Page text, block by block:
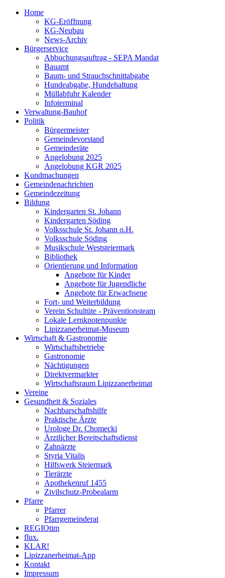
Home
KG-Eröffnung
KG-Neubau
News-Archiv
Bürgerservice
Abbuchungsauftrag - SEPA Mandat
Bauamt
Baum- und Strauchschnittabgabe
Hundeabgabe, Hundehaltung
Müllabfuhr Kalender
Infoterminal
Verwaltung-Bauhof
Politik
Bürgermeister
Gemeindevorstand
Gemeinderäte
Angelobung 2025
Angelobung KGR 2025
Kundmachungen
Gemeindenachrichten
Gemeindezeitung
Bildung
Kindergarten St. Johann
Kindergarten Söding
Volksschule St. Johann o.H.
Volksschule Söding
Musikschule Weststeiermark
Bibliothek
Orientierung und Information
Angebote für Kinder
Angebote für Jugendliche
Angebote für Erwachsene
Fort- und Weiterbildung
Verein Schultüte - Präventionsteam
Lokale Lernknotenpunkte
Lipizzanerheimat-Museum
Wirtschaft & Gastronomie
Wirtschaftsbetriebe
Gastronomie
Nächtigungen
Direktvermarkter
Wirtschaftsraum Lipizzanerheimat
Vereine
Gesundheit & Soziales
Nachbarschaftshilfe
Praktische Ärzte
Urologe Dr. Chomecki
Ärztlicher Bereitschaftsdienst
Zahnärzte
Styria Vitalis
Hilfswerk Steiermark
Tierärzte
Apothekenruf 1455
Zivilschutz-Probealarm
Pfarre
Pfarrer
Pfarrgemeinderat
REGIOtim
flux.
KLAR!
Lipizzanerheimat-App
Kontakt
Impressum